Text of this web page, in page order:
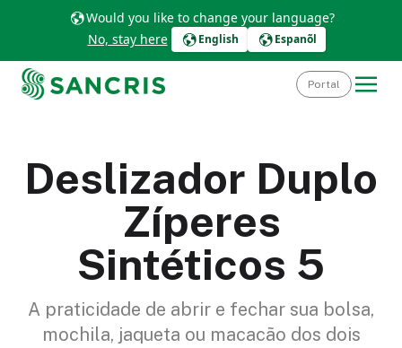
Would you like to change your language?
No, stay here
English Espanõl
Portal
Deslizador Duplo
Zíperes
Sintéticos 5
A praticidade de abrir e fechar sua bolsa,
mochila, jaqueta ou macacão dos dois